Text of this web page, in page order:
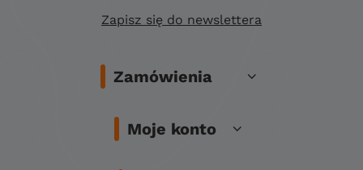
Zapisz się do newslettera
Zamówienia
Moje konto